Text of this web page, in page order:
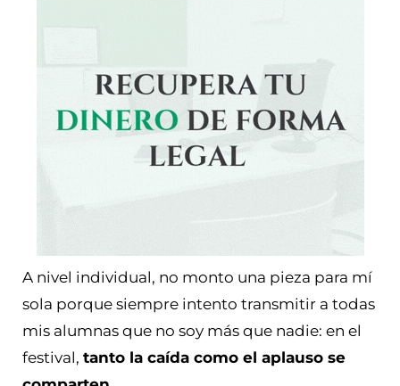
A nivel individual, no monto una pieza para mí
sola porque siempre intento transmitir a todas
mis alumnas que no soy más que nadie: en el
festival, tanto la caída como el aplauso se